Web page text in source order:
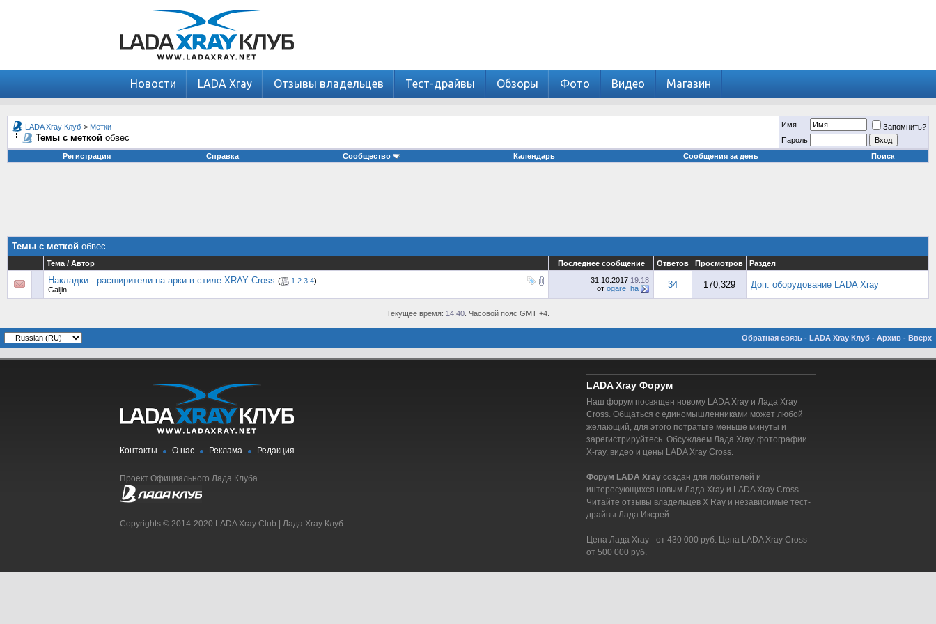
Новости LADA Xray Отзывы владельцев Тест-драйвы Обзоры Фото Видео Магазин
LADA Xray Клуб > Метки
Темы с меткой обвес
Имя
Запомнить?
Пароль
Регистрация
Справка Сообщество Календарь Сообщения за день Поиск
Темы с меткой обвес
Тема / Автор Последнее сообщение Ответов Просмотров Раздел
Накладки - расширители на арки в стиле XRAY Cross ( 1 2 3 4)
Gaijin
31.10.2017 19:18
от ogare_ha 34 170,329 Доп. оборудование LADA Xray
Текущее время: 14:40 . Часовой пояс GMT +4.
Обратная связь - LADA Xray Клуб - Архив - Вверх
Контакты О нас Реклама Редакция
Проект Официального Лада Клуба
Copyrights © 2014-2020 LADA Xray Club | Лада Xray Клуб
LADA Xray Форум
Наш форум посвящен новому LADA Xray и Лада Xray
Cross. Общаться с единомышленниками может любой
желающий, для этого потратьте меньше минуты и
зарегистрируйтесь. Обсуждаем Лада Xray, фотографии
X-ray, видео и цены LADA Xray Cross.
Форум LADA Xray создан для любителей и
интересующихся новым Лада Xray и LADA Xray Cross.
Читайте отзывы владельцев X Ray и независимые тест-
драйвы Лада Иксрей.
Цена Лада Xray - от 430 000 руб. Цена LADA Xray Cross -
от 500 000 руб.